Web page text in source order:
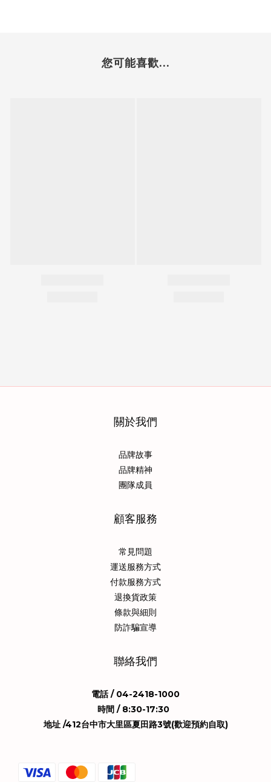
您可能喜歡...
關於我們
品牌故事
品牌精神
團隊成員
顧客服務
常見問題
運送服務方式
付款服務方式
退換貨政策
條款與細則
防詐騙宣導
聯絡我們
電話 / 04-2418-1000
時間 / 8:30-17:30
地址 /412台中市大里區夏田路3號(歡迎預約自取)